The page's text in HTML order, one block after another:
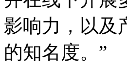
影响力，以及
的知名度。”